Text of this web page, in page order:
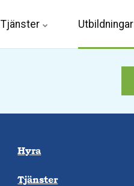
Tjänster Utbildningar
Hyra
Tjänster